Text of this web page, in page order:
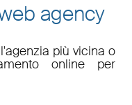
agency
più vicina o
online per